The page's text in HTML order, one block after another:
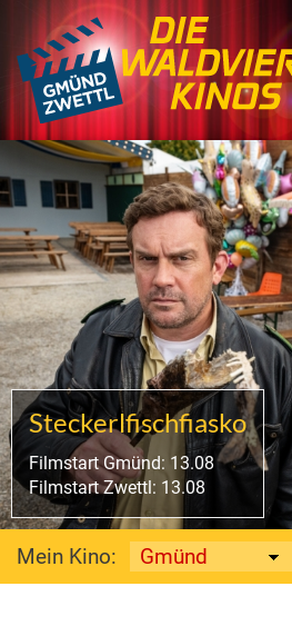
Steckerlfischfiasko
Filmstart Gmünd: 13.08
Filmstart Zwettl: 13.08
Mein Kino: